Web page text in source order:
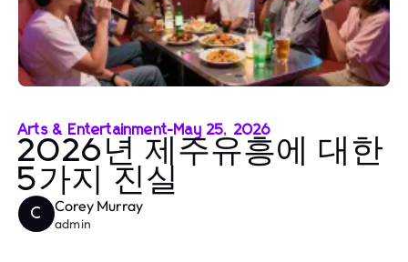
Arts & Entertainment-May 25, 2026
2026년 제주유흥에 대한
5가지 진실
C Corey Murray
admin